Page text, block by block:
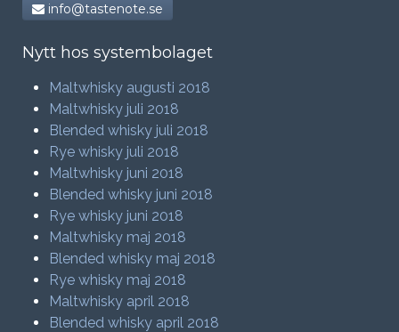
info@tastenote.se
Nytt hos systembolaget
Maltwhisky augusti 2018
Maltwhisky juli 2018
Blended whisky juli 2018
Rye whisky juli 2018
Maltwhisky juni 2018
Blended whisky juni 2018
Rye whisky juni 2018
Maltwhisky maj 2018
Blended whisky maj 2018
Rye whisky maj 2018
Maltwhisky april 2018
Blended whisky april 2018